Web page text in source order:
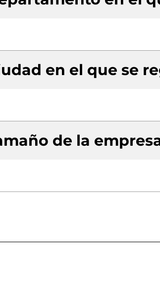
en el que se
de la